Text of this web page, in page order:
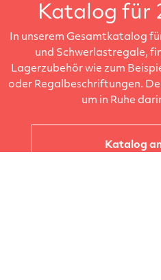
Katalog für
In unserem Gesamtkatalog
und Schwerlastregale,
Lagerzubehör wie zum
oder Regalbeschriftungen.
um in Ruhe
Katalog